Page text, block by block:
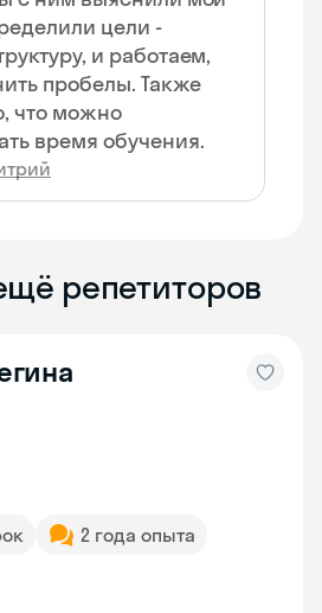
цели -
и работаем,
пробелы. Также
что можно
время обучения.
репетиторов
2 года опыта